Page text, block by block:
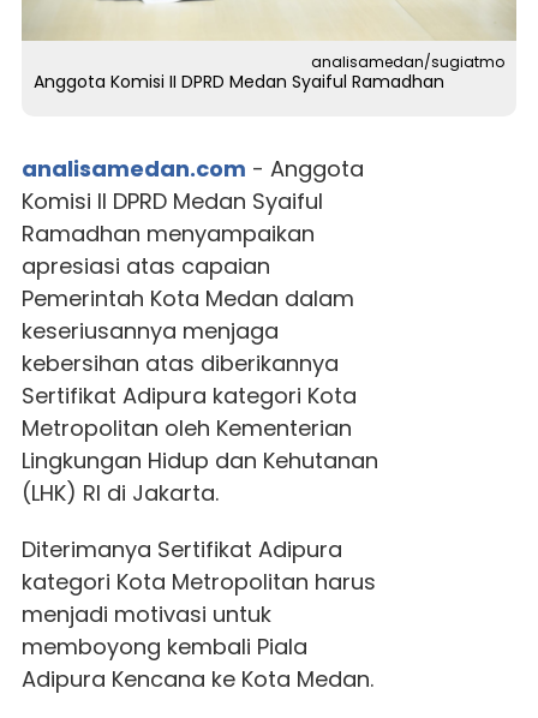
analisamedan/sugiatmo
Anggota Komisi II DPRD Medan Syaiful Ramadhan
analisamedan.com - Anggota
Komisi II DPRD Medan Syaiful
Ramadhan menyampaikan
apresiasi atas capaian
Pemerintah Kota Medan dalam
keseriusannya menjaga
kebersihan atas diberikannya
Sertifikat Adipura kategori Kota
Metropolitan oleh Kementerian
Lingkungan Hidup dan Kehutanan
(LHK) RI di Jakarta.
Diterimanya Sertifikat Adipura
kategori Kota Metropolitan harus
menjadi motivasi untuk
memboyong kembali Piala
Adipura Kencana ke Kota Medan.